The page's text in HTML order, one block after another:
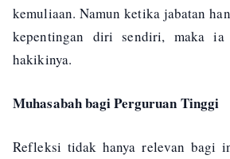
kemuliaan. Namun ketika jabatan
kepentingan diri sendiri, maka ia
hakikinya.
Muhasabah bagi Perguruan Tinggi
Refleksi tidak hanya relevan bagi